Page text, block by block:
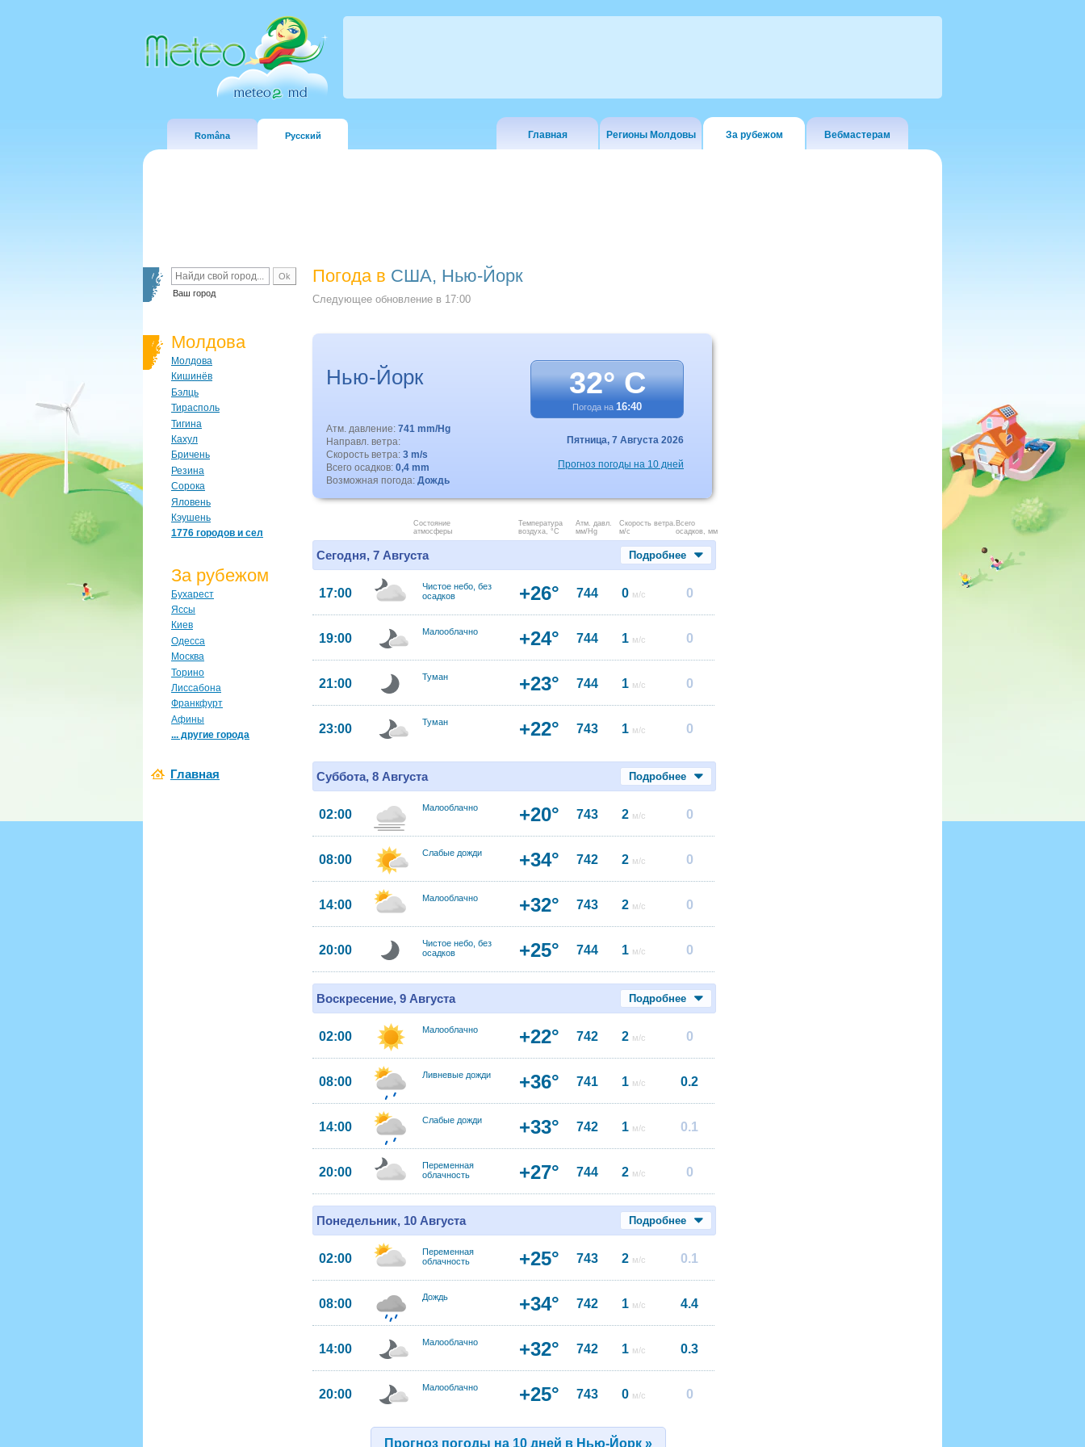
Româna Русский Главная Регионы Молдовы За рубежом Вебмастерам
Ваш город
Молдова
Молдова
Кишинёв
Бэлць
Тирасполь
Тигина
Кахул
Бричень
Резина
Сорока
Яловень
Кэушень
1776 городов и сел
За рубежом
Бухарест
Яссы
Киев
Одесса
Москва
Торино
Лиссабона
Франкфурт
Афины
... другие города
Главная
Погода в США, Нью-Йорк
Следующее обновление в 17:00
Нью-Йорк 32° C
Погода на 16:40
Атм. давление: 741 mm/Hg
Направл. ветра:
Скорость ветра: 3 m/s
Всего осадков: 0,4 mm
Возможная погода: Дождь
Пятница, 7 Августа 2026
Прогноз погоды на 10 дней
Состояние
атмосферы
Температура
воздуха, °C
Атм. давл.
мм/Hg
Скорость ветра.
м/с
Всего
осадков, мм
Сегодня, 7 Августа Подробнее
17:00
Чистое небо, без
осадков
+26° 744 0 м/с 0
19:00 Малооблачно +24° 744 1 м/с 0
21:00 Туман +23° 744 1 м/с 0
23:00 Туман +22° 743 1 м/с 0
Суббота, 8 Августа Подробнее
02:00 Малооблачно +20° 743 2 м/с 0
08:00 Слабые дожди +34° 742 2 м/с 0
14:00 Малооблачно +32° 743 2 м/с 0
20:00
Чистое небо, без
осадков
+25° 744 1 м/с 0
Воскресение, 9 Августа Подробнее
02:00 Малооблачно +22° 742 2 м/с 0
08:00 Ливневые дожди +36° 741 1 м/с 0.2
14:00 Слабые дожди +33° 742 1 м/с 0.1
20:00
Переменная
облачность
+27° 744 2 м/с 0
Понедельник, 10 Августа Подробнее
02:00
Переменная
облачность
+25° 743 2 м/с 0.1
08:00 Дождь +34° 742 1 м/с 4.4
14:00 Малооблачно +32° 742 1 м/с 0.3
20:00 Малооблачно +25° 743 0 м/с 0
Прогноз погоды на 10 дней в Нью-Йорк »